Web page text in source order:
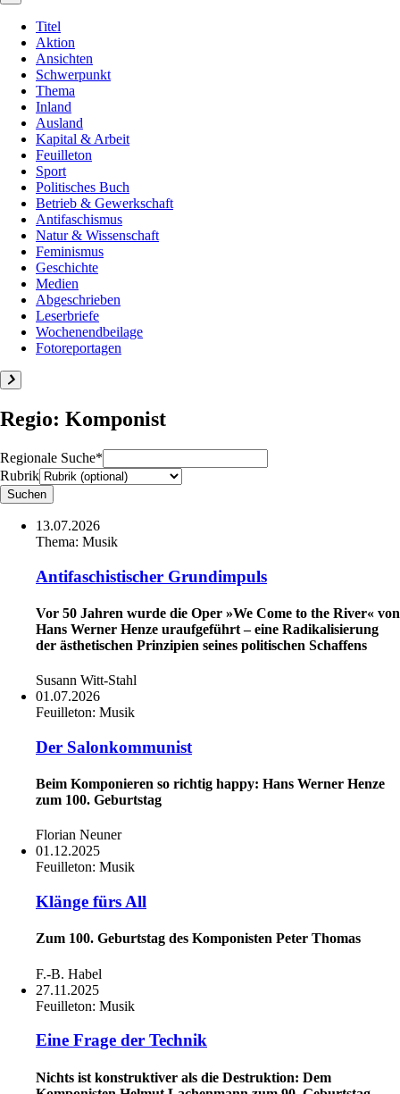
Titel
Aktion
Ansichten
Schwerpunkt
Thema
Inland
Ausland
Kapital & Arbeit
Feuilleton
Sport
Politisches Buch
Betrieb & Gewerkschaft
Antifaschismus
Natur & Wissenschaft
Feminismus
Geschichte
Medien
Abgeschrieben
Leserbriefe
Wochenendbeilage
Fotoreportagen
Regio: Komponist
Regionale Suche*
Rubrik
13.07.2026
Thema: Musik
Antifaschistischer Grundimpuls
Vor 50 Jahren wurde die Oper »We Come to the River« von
Hans Werner Henze uraufgeführt – eine Radikalisierung
der ästhetischen Prinzipien seines politischen Schaffens
Susann Witt-Stahl
01.07.2026
Feuilleton: Musik
Der Salonkommunist
Beim Komponieren so richtig happy: Hans Werner Henze
zum 100. Geburtstag
Florian Neuner
01.12.2025
Feuilleton: Musik
Klänge fürs All
Zum 100. Geburtstag des Komponisten Peter Thomas
F.-B. Habel
27.11.2025
Feuilleton: Musik
Eine Frage der Technik
Nichts ist konstruktiver als die Destruktion: Dem